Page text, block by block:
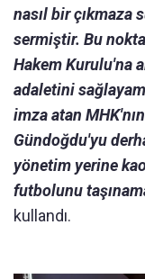
nasıl bir
sermiştir. Bu
Hakem Kurulu'na
adaletini
imza atan
Gündoğdu'yu
yönetim yerine
futbolunu
kullandı.